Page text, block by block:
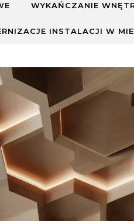
WYKAŃCZANIE
INSTALACJI W